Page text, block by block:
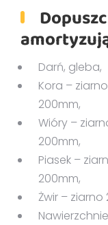
Darń, gleba,
Kora –
200mm,
Wióry –
200mm,
Piasek –
200mm,
Żwir –